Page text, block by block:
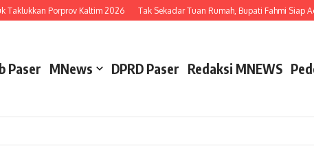
Porprov Kaltim 2026 Tak Sekadar Tuan Rumah, Bupati Fahmi Siap
Paser MNews DPRD Paser Redaksi MNEWS